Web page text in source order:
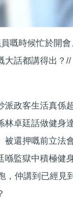
嘅時候忙於開
大話都講得出？//
派政客生活真係
林卓廷話做健身
被還押嘅前立
喺監獄中積極健
，仲講到已經見